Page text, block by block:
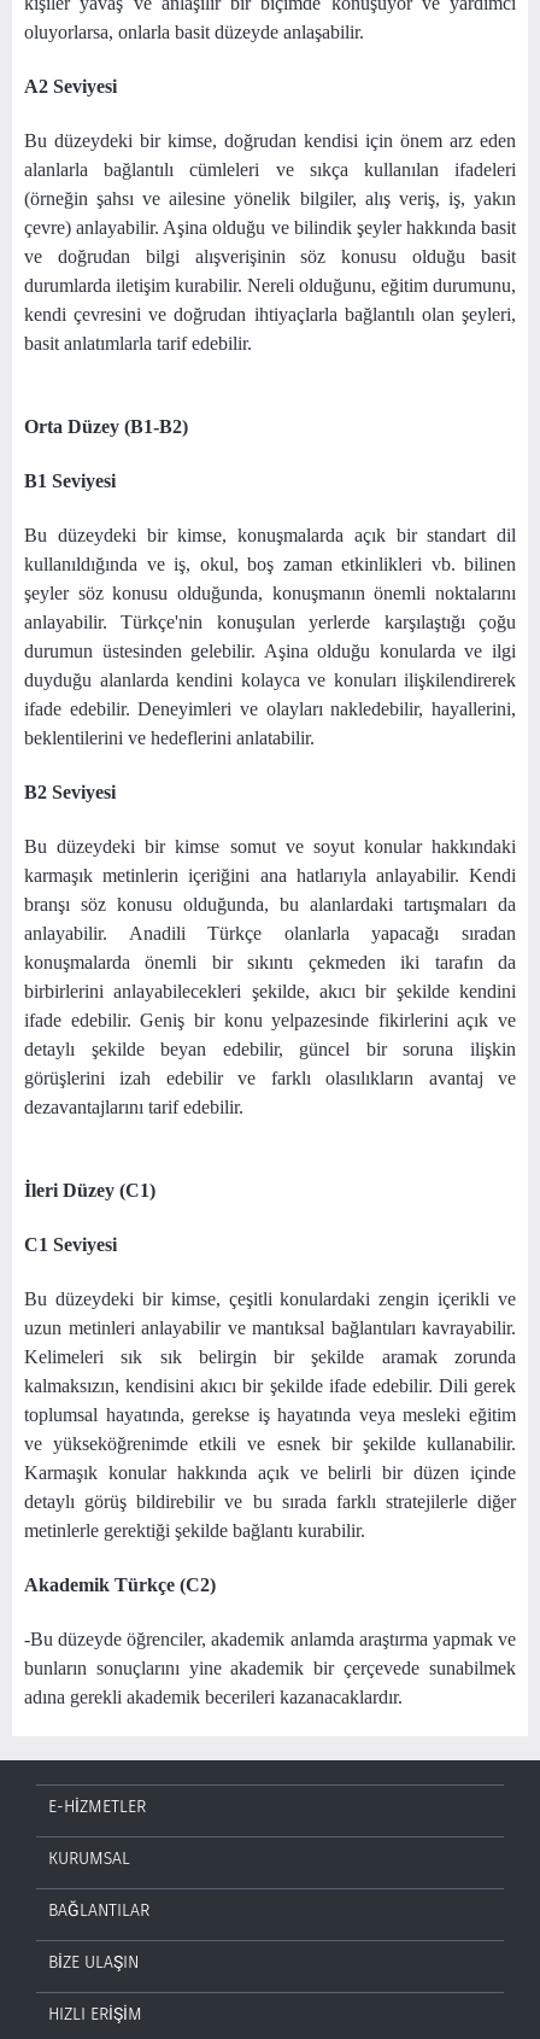
oluyorlarsa, onlarla basit düzeyde anlaşabilir.
A2 Seviyesi
Bu düzeydeki bir kimse, doğrudan kendisi için önem arz eden
alanlarla bağlantılı cümleleri ve sıkça kullanılan ifadeleri
(örneğin şahsı ve ailesine yönelik bilgiler, alış veriş, iş, yakın
çevre) anlayabilir. Aşina olduğu ve bilindik şeyler hakkında basit
ve doğrudan bilgi alışverişinin söz konusu olduğu basit
durumlarda iletişim kurabilir. Nereli olduğunu, eğitim durumunu,
kendi çevresini ve doğrudan ihtiyaçlarla bağlantılı olan şeyleri,
basit anlatımlarla tarif edebilir.
Orta Düzey (B1-B2)
B1 Seviyesi
Bu düzeydeki bir kimse, konuşmalarda açık bir standart dil
kullanıldığında ve iş, okul, boş zaman etkinlikleri vb. bilinen
şeyler söz konusu olduğunda, konuşmanın önemli noktalarını
anlayabilir. Türkçe'nin konuşulan yerlerde karşılaştığı çoğu
durumun üstesinden gelebilir. Aşina olduğu konularda ve ilgi
duyduğu alanlarda kendini kolayca ve konuları ilişkilendirerek
ifade edebilir. Deneyimleri ve olayları nakledebilir, hayallerini,
beklentilerini ve hedeflerini anlatabilir.
B2 Seviyesi
Bu düzeydeki bir kimse somut ve soyut konular hakkındaki
karmaşık metinlerin içeriğini ana hatlarıyla anlayabilir. Kendi
branşı söz konusu olduğunda, bu alanlardaki tartışmaları da
anlayabilir. Anadili Türkçe olanlarla yapacağı sıradan
konuşmalarda önemli bir sıkıntı çekmeden iki tarafın da
birbirlerini anlayabilecekleri şekilde, akıcı bir şekilde kendini
ifade edebilir. Geniş bir konu yelpazesinde fikirlerini açık ve
detaylı şekilde beyan edebilir, güncel bir soruna ilişkin
görüşlerini izah edebilir ve farklı olasılıkların avantaj ve
dezavantajlarını tarif edebilir.
İleri Düzey (C1)
C1 Seviyesi
Bu düzeydeki bir kimse, çeşitli konulardaki zengin içerikli ve
uzun metinleri anlayabilir ve mantıksal bağlantıları kavrayabilir.
Kelimeleri sık sık belirgin bir şekilde aramak zorunda
kalmaksızın, kendisini akıcı bir şekilde ifade edebilir. Dili gerek
toplumsal hayatında, gerekse iş hayatında veya mesleki eğitim
ve yükseköğrenimde etkili ve esnek bir şekilde kullanabilir.
Karmaşık konular hakkında açık ve belirli bir düzen içinde
detaylı görüş bildirebilir ve bu sırada farklı stratejilerle diğer
metinlerle gerektiği şekilde bağlantı kurabilir.
Akademik Türkçe (C2)
-Bu düzeyde öğrenciler, akademik anlamda araştırma yapmak ve
bunların sonuçlarını yine akademik bir çerçevede sunabilmek
adına gerekli akademik becerileri kazanacaklardır.
E-HİZMETLER
KURUMSAL
BAĞLANTILAR
BİZE ULAŞIN
HIZLI ERİŞİM